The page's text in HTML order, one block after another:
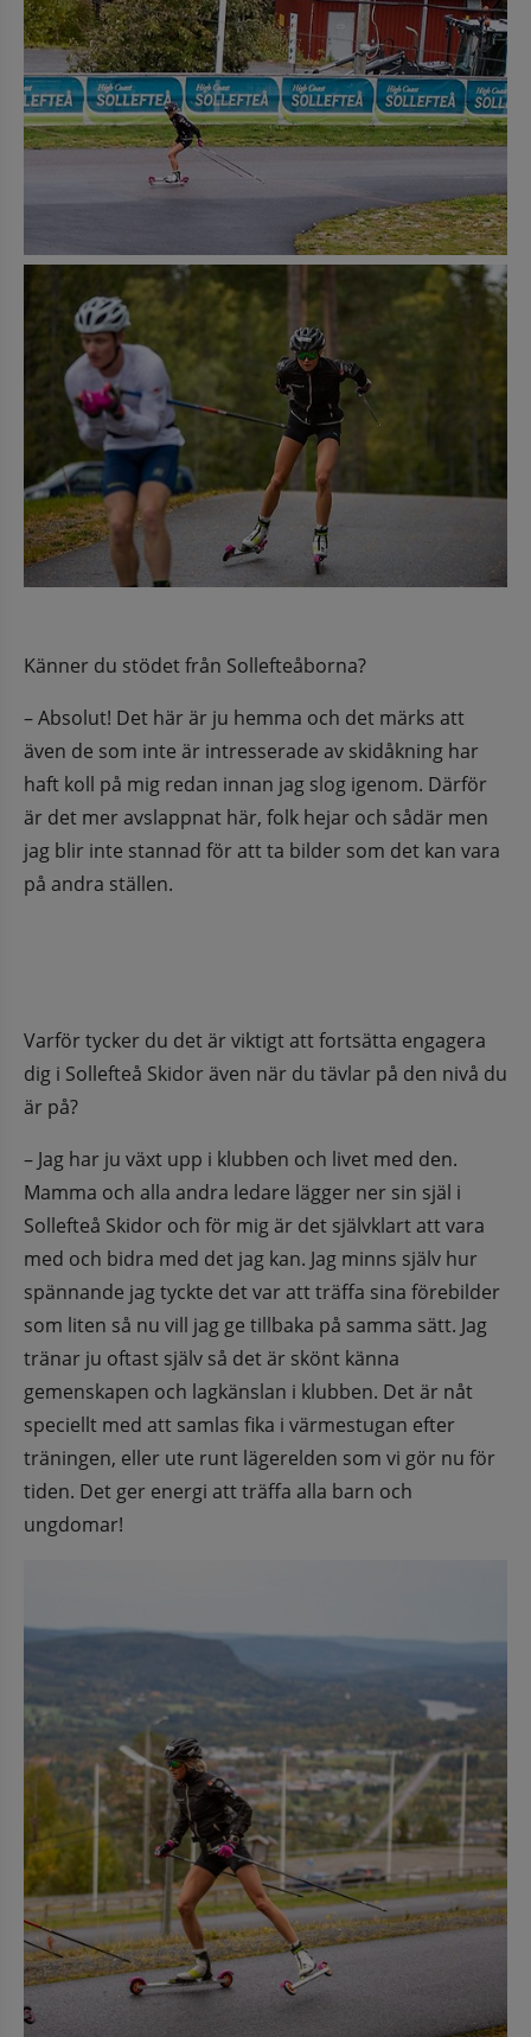
Känner du stödet från Sollefteåborna?
– Absolut! Det här är ju hemma och det märks att
även de som inte är intresserade av skidåkning har
haft koll på mig redan innan jag slog igenom. Därför
är det mer avslappnat här, folk hejar och sådär men
jag blir inte stannad för att ta bilder som det kan vara
på andra ställen.
Varför tycker du det är viktigt att fortsätta engagera
dig i Sollefteå Skidor även när du tävlar på den nivå du
är på?
– Jag har ju växt upp i klubben och livet med den.
Mamma och alla andra ledare lägger ner sin själ i
Sollefteå Skidor och för mig är det självklart att vara
med och bidra med det jag kan. Jag minns själv hur
spännande jag tyckte det var att träffa sina förebilder
som liten så nu vill jag ge tillbaka på samma sätt. Jag
tränar ju oftast själv så det är skönt känna
gemenskapen och lagkänslan i klubben. Det är nåt
speciellt med att samlas fika i värmestugan efter
träningen, eller ute runt lägerelden som vi gör nu för
tiden. Det ger energi att träffa alla barn och
ungdomar!